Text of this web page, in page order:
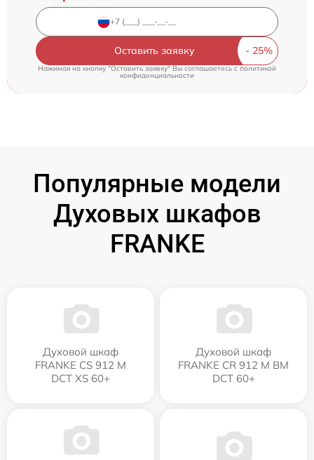
Оставить заявку
Нажимая на кнопку "Оставить заявку" Вы соглашаетесь cполитикой
конфиденциальности
Популярные модели
Духовых шкафов
FRANKE
Духовой шкаф
FRANKE CS 912 M
DCT XS 60+
Духовой шкаф
FRANKE CR 912 M BM
DCT 60+